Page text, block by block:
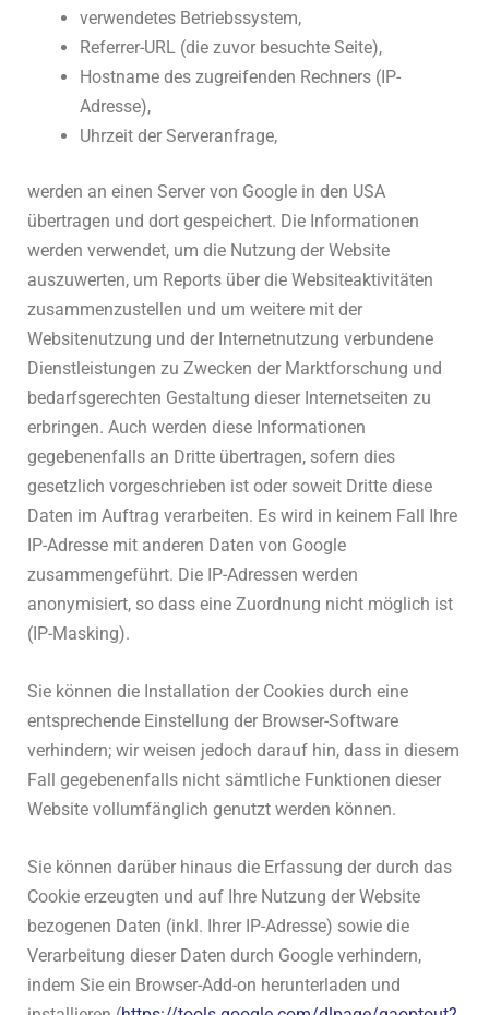
verwendetes Betriebssystem,
Referrer-URL (die zuvor besuchte Seite),
Hostname des zugreifenden Rechners (IP-
Adresse),
Uhrzeit der Serveranfrage,
werden an einen Server von Google in den USA
übertragen und dort gespeichert. Die Informationen
werden verwendet, um die Nutzung der Website
auszuwerten, um Reports über die Websiteaktivitäten
zusammenzustellen und um weitere mit der
Websitenutzung und der Internetnutzung verbundene
Dienstleistungen zu Zwecken der Marktforschung und
bedarfsgerechten Gestaltung dieser Internetseiten zu
erbringen. Auch werden diese Informationen
gegebenenfalls an Dritte übertragen, sofern dies
gesetzlich vorgeschrieben ist oder soweit Dritte diese
Daten im Auftrag verarbeiten. Es wird in keinem Fall Ihre
IP-Adresse mit anderen Daten von Google
zusammengeführt. Die IP-Adressen werden
anonymisiert, so dass eine Zuordnung nicht möglich ist
(IP-Masking).
Sie können die Installation der Cookies durch eine
entsprechende Einstellung der Browser-Software
verhindern; wir weisen jedoch darauf hin, dass in diesem
Fall gegebenenfalls nicht sämtliche Funktionen dieser
Website vollumfänglich genutzt werden können.
Sie können darüber hinaus die Erfassung der durch das
Cookie erzeugten und auf Ihre Nutzung der Website
bezogenen Daten (inkl. Ihrer IP-Adresse) sowie die
Verarbeitung dieser Daten durch Google verhindern,
indem Sie ein Browser-Add-on herunterladen und